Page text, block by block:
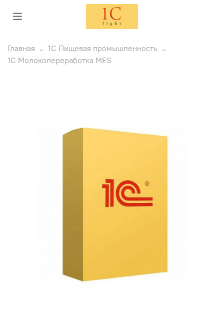
Главная
1С Пищевая промышленность
1С Молокопереработка MES